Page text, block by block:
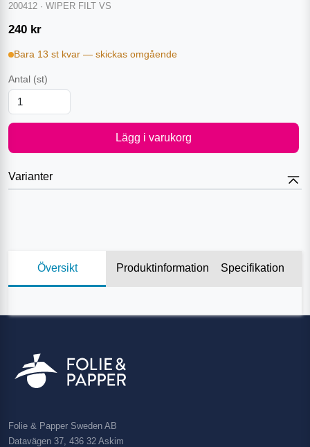
200412 · WIPER FILT VS
240 kr
Bara 13 st kvar — skickas omgående
Antal (st)
Lägg i varukorg
Varianter
Översikt Produktinformation Specifikation
Folie & Papper Sweden AB
Datavägen 37, 436 32 Askim